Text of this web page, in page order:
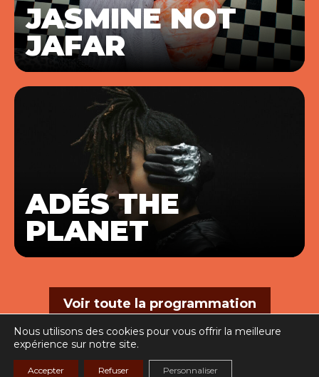
JASMINE NOT
JAFAR
ADÉS THE
PLANET
Voir toute la programmation
Nous utilisons des cookies pour vous offrir la meilleure
expérience sur notre site.
Accepter Refuser Personnaliser